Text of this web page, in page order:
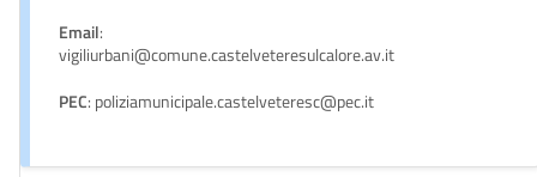
Email:
vigiliurbani@comune.castelveteresulcalore.av.it
PEC: poliziamunicipale.castelveteresc@pec.it